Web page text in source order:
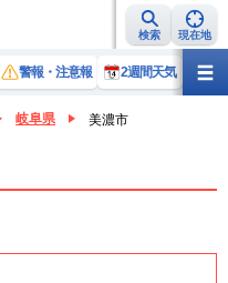
検索 現在地
警報・注意報 2週間天気 ラ
岐阜県 美濃市